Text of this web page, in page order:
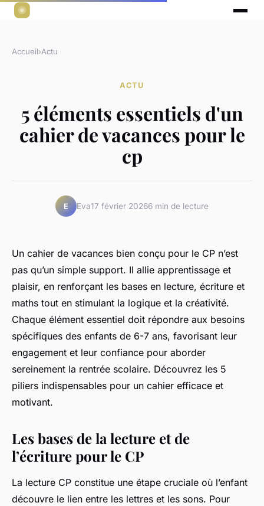
Accueil›Actu
ACTU
5 éléments essentiels d'un
cahier de vacances pour le
cp
E Eva17 février 20266 min de lecture
Un cahier de vacances bien conçu pour le CP n’est
pas qu’un simple support. Il allie apprentissage et
plaisir, en renforçant les bases en lecture, écriture et
maths tout en stimulant la logique et la créativité.
Chaque élément essentiel doit répondre aux besoins
spécifiques des enfants de 6-7 ans, favorisant leur
engagement et leur confiance pour aborder
sereinement la rentrée scolaire. Découvrez les 5
piliers indispensables pour un cahier efficace et
motivant.
Les bases de la lecture et de
l’écriture pour le CP
La lecture CP constitue une étape cruciale où l’enfant
découvre le lien entre les lettres et les sons. Pour